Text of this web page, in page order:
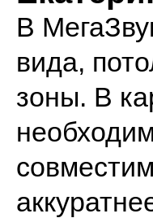
В
вида,
зоны. В